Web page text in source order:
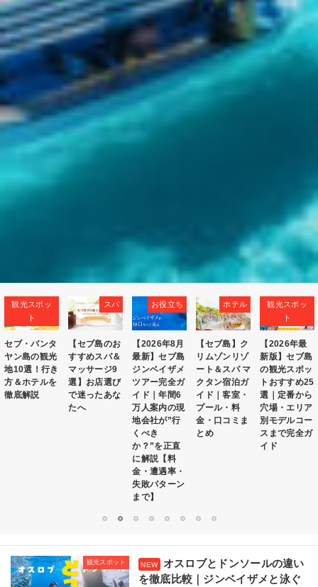
スパ
【セブ島のお
すすめスパ＆
マッサージ9
選】お店選び
で迷ったあな
お役立ち
【2026年8月
最新】セブ島
ジンベイザメ
ツアー完全ガ
イド｜年間6
万人案内の現
ホテル
【セブ島】ク
リムゾンリゾ
ート＆スパ マ
クタン宿泊ガ
イド｜客室・
プール・料
金・口コミま
とめ
観光スポッ
ト
【2026年最
新版】セブ島
の観光スポッ
トおすすめ25
選｜定番から
穴場・エリア
別モデルコー
スまで完全ガ
お役立ち
セブ島のベス
トシーズンは
いつ？乾季・
雨季の天気と
気温、旅行に
おすすめの時
期【2026年
更新】
観光スポット
オスロブとドンソールの違い
を徹底比較｜ジンベイザメと泳ぐ